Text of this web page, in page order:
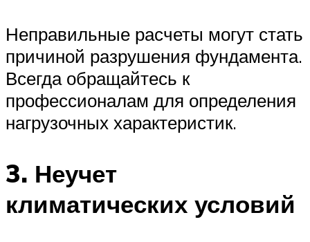
Неправильные расчеты могут стать
причиной разрушения фундамента.
Всегда обращайтесь к
профессионалам для определения
нагрузочных характеристик.
3. Неучет
климатических условий